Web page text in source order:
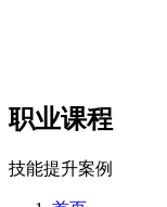
职业课程
技能提升案例